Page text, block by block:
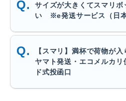
サイズが大きくてスマリボ
い ※e発送サービス（日
【スマリ】満杯で荷物が
ヤマト発送・エコメルカ
ド式投函口